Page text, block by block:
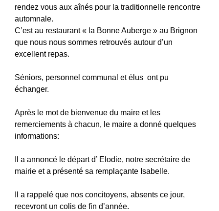
rendez vous aux aînés pour la traditionnelle rencontre
automnale.
C’est au restaurant « la Bonne Auberge » au Brignon
que nous nous sommes retrouvés autour d’un
excellent repas.
Séniors, personnel communal et élus ont pu
échanger.
Après le mot de bienvenue du maire et les
remerciements à chacun, le maire a donné quelques
informations:
Il a annoncé le départ d’ Elodie, notre secrétaire de
mairie et a présenté sa remplaçante Isabelle.
Il a rappelé que nos concitoyens, absents ce jour,
recevront un colis de fin d’année.